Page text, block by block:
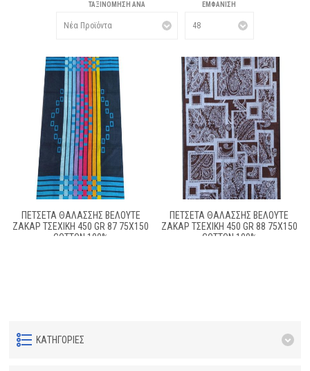
ΤΑΞΙΝΌΜΗΣΗ ΑΝΆ ΕΜΦΆΝΙΣΗ
ΠΕΤΣΕΤΑ ΘΑΛΑΣΣΗΣ ΒΕΛΟΥΤΕ
ΖΑΚΆΡ ΤΣΈΧΙΚΗ 450 GR 87 75X150
COTTON 100%
ΠΕΤΣΕΤΑ ΘΑΛΑΣΣΗΣ ΒΕΛΟΥΤΕ
ΖΑΚΆΡ ΤΣΈΧΙΚΗ 450 GR 88 75X150
COTTON 100%
ΚΑΤΗΓΟΡΊΕΣ